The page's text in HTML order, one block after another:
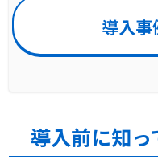
導入事
導入前に知